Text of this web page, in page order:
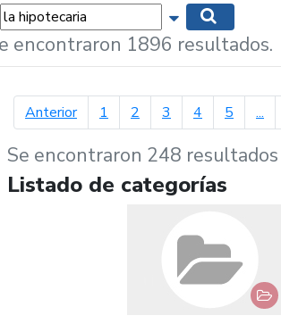
Mostrar
encontraron 1896 resultados.
Anteriorpágina anterior
1 2 3 4 5 ...
Se encontraron 248 resultados
Listado de categorías